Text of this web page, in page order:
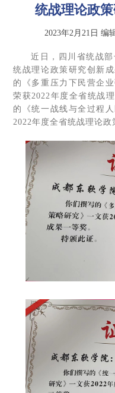
统战理论政
2023年2月21日 编
近日，四川省统战
统战理论政策研究创新
的《多重压力下民营企
荣获2022年度全省统战
的《统一战线与全过程
2022年度全省统战理论政